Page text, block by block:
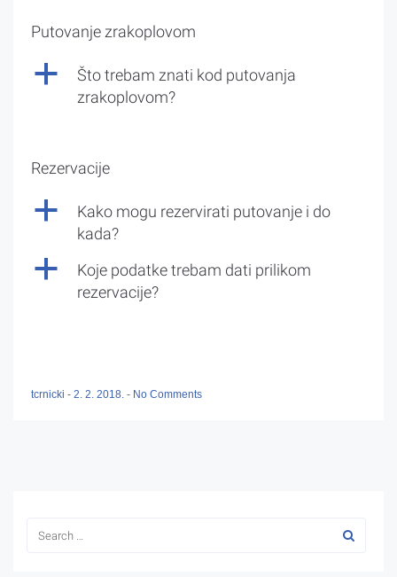
Putovanje zrakoplovom
a
Što trebam znati kod putovanja
zrakoplovom?
Rezervacije
a
Kako mogu rezervirati putovanje i do
kada?
a
Koje podatke trebam dati prilikom
rezervacije?
tcrnicki - 2. 2. 2018. - No Comments